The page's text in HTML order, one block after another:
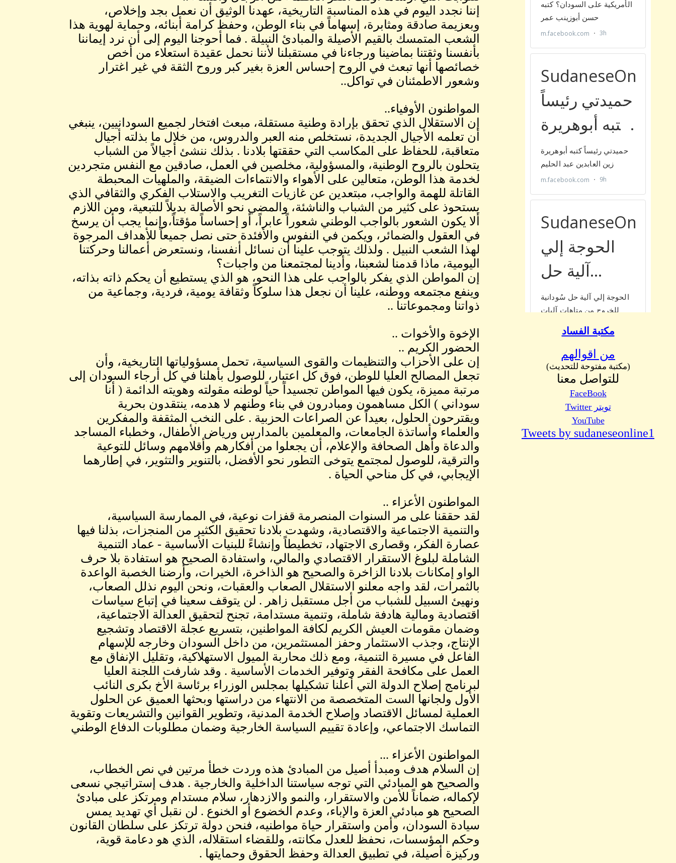
مكتبة الفساد
من اقوالهم
(مكتبة مفتوحة للتحديث)
للتواصل معنا
FaceBook
تويتر Twitter
YouTube
Tweets by sudaneseonline1
إننا نجدد اليوم في هذه المناسبة التاريخية، عهدنا الوثيق أن نعمل بجد وإخلاص،
وبعزيمة صادقة ومثابرة، إسهاماً في بناء الوطن، وحفظ كرامة أبنائه، وحماية لهوية هذا
الشعب المتمسك بالقيم الأصيلة والمبادئ النبيلة . فما أحوجنا اليوم إلى أن نرد إيماننا
بأنفسنا وثقتنا بماضينا ورجاءنا في مستقبلنا لأننا نحمل عقيدة استعلاء من أخص
خصائصها أنها تبعث في الروح إحساس العزة بغير كبر وروح الثقة في غير اغترار
وشعور الاطمئنان في تواكل..
المواطنون الأوفياء..
إن الاستقلال الذي تحقق بإرادة وطنية مستقلة، مبعث افتخار لجميع السودانيين، ينبغي
أن تعلمه الأجيال الجديدة، نستخلص منه العبر والدروس، من خلال ما بذلته أجيال
متعاقبة، للحفاظ على المكاسب التي حققتها بلادنا . بذلك ننشئ أجيالاً من الشباب
يتحلون بالروح الوطنية، والمسؤولية، مخلصين في العمل، صادقين مع النفس متجردين
لخدمة هذا الوطن، متعالين على الأهواء والانتماءات الضيقة، والملهيات المحبطة
القاتلة للهمة والواجب، مبتعدين عن غازيات التغريب والاستلاب الفكري والثقافي الذي
يستحوذ على كثير من الشباب والناشئة، والمضي نحو الأصالة بديلاً للتبعية، ومن اللازم
ألا يكون الشعور بالواجب الوطني شعوراً عابراً، أو إحساساً مؤقتاً،وإنما يجب أن يرسخ
في العقول والضمائر، ويكمن في النفوس والأفئدة حتى نصل جميعاً للأهداف المرجوة
لهذا الشعب النبيل . ولذلك يتوجب علينا أن نسائل أنفسنا، ونستعرض أعمالنا وحركتنا
اليومية، ماذا قدمنا لشعبنا، وأدينا لمجتمعنا من واجبات؟
إن المواطن الذي يفكر بالواجب على هذا النحو، هو الذي يستطيع أن يحكم ذاته بذاته،
وينفع مجتمعه ووطنه، علينا أن نجعل هذا سلوكاً وثقافة يومية، فردية، وجماعية من
ذواتنا ومجموعاتنا ..
الإخوة والأخوات ..
الحضور الكريم ..
إن على الأحزاب والتنظيمات والقوى السياسية، تحمل مسؤولياتها التاريخية، وأن
تجعل المصالح العليا للوطن، فوق كل اعتبار، للوصول بأهلنا في كل أرجاء السودان إلى
مرتبة مميزة، يكون فيها المواطن تجسيداً حياً لوطنه مقولته وهويته الدائمة ( أنا
سوداني ) الكل مساهمون ومبادرون في بناء وطنهم لا هدمه، ينتقدون بحرية
ويقترحون الحلول، بعيداً عن الصراعات الحزبية . على النخب المثقفة والمفكرين
والعلماء وأساتذة الجامعات، والمعلمين بالمدارس ورياض الأطفال، وخطباء المساجد
والدعاة وأهل الصحافة والإعلام، أن يجعلوا من أفكارهم وأقلامهم وسائل للتوعية
والترقية، للوصول لمجتمع يتوخى التطور نحو الأفضل، بالتنوير والتثوير، في إطارهما
الإيجابي، في كل مناحي الحياة .
المواطنون الأعزاء ..
لقد حققنا على مر السنوات المنصرمة قفزات نوعية، في الممارسة السياسية،
والتنمية الاجتماعية والاقتصادية، وشهدت بلادنا تحقيق الكثير من المنجزات، بذلنا فيها
عصارة الفكر، وقصارى الاجتهاد، تخطيطاً وإنشاءً للبنيات الأساسية - عماد التنمية
الشاملة لبلوغ الاستقرار الاقتصادي والمالي، واستفادة الصحيح هو استفادة بلا حرف
الواو إمكانات بلادنا الزاخرة والصحيح هو الذاخرة، الخيرات، وأرضنا الخصبة الواعدة
بالثمرات، لقد واجه معلنو الاستقلال الصعاب والعقبات، ونحن اليوم نذلل الصعاب،
ونهيئ السبيل للشباب من أجل مستقبل زاهر . لن يتوقف سعينا في إتباع سياسات
اقتصادية ومالية هادفة شاملة، وتنمية مستدامة، تجنح لتحقيق العدالة الاجتماعية،
وضمان مقومات العيش الكريم لكافة المواطنين، بتسريع عجلة الاقتصاد وتشجيع
الإنتاج، وجذب الاستثمار وحفز المستثمرين، من داخل السودان وخارجه للإسهام
الفاعل في مسيرة التنمية، ومع ذلك محاربة الميول الاستهلاكية، وتقليل الإنفاق مع
العمل على مكافحة الفقر وتوفير الخدمات الأساسية . وقد شارفت اللجنة العليا
لبرنامج إصلاح الدولة التي أعلنا تشكيلها بمجلس الوزراء برئاسة الأخ بكرى النائب
الأول ولجانها الست المتخصصة من الانتهاء من دراستها وبحثها العميق عن الحلول
العملية لمسائل الاقتصاد وإصلاح الخدمة المدنية، وتطوير القوانين والتشريعات وتقوية
التماسك الاجتماعي، وإعادة تقييم السياسة الخارجية وضمان مطلوبات الدفاع الوطني
المواطنون الأعزاء ...
إن السلام هدف ومبدأ أصيل من المبادئ هذه وردت خطأ مرتين في نص الخطاب،
والصحيح هو المبادئي التي توجه سياستنا الداخلية والخارجية . هدف إستراتيجي نسعى
لإكماله، ضماناً للأمن والاستقرار، والنمو والازدهار، سلام مستدام ومرتكز على مبادئ
الصحيح هو مبادئي العزة والإباء، وعدم الخضوع أو الخنوع . لن نقبل أي تهديد يمس
سيادة السودان، وأمن واستقرار حياة مواطنيه، فنحن دولة ترتكز على سلطان القانون
وحكم المؤسسات، نحفظ للعدل مكانته، وللقضاء استقلاله، الذي هو دعامة قوية،
وركيزة أصيلة، في تطبيق العدالة وحفظ الحقوق وحمايتها .